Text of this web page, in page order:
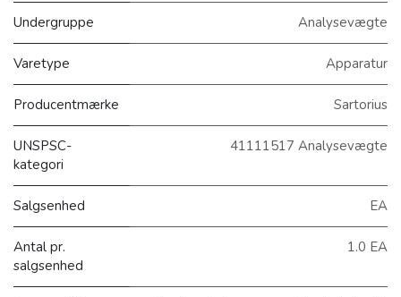
Undergruppe Analysevægte
Varetype Apparatur
Producentmærke Sartorius
UNSPSC-
kategori
41111517 Analysevægte
Salgsenhed EA
Antal pr.
salgsenhed
1.0 EA